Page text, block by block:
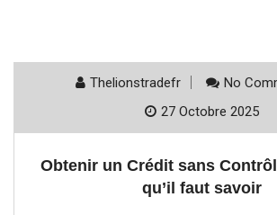
Thelionstradefr
No
27 Octobre 2025
Obtenir un Crédit sans
qu’il faut savoir